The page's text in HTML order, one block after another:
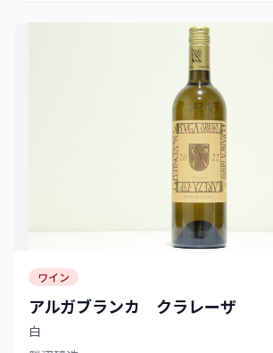
ワイン
アルガブランカ クラレーザ
白